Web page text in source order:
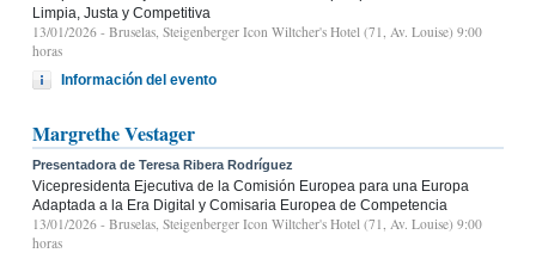
Limpia, Justa y Competitiva
13/01/2026 - Bruselas, Steigenberger Icon Wiltcher's Hotel (71, Av. Louise) 9:00
horas
Información del evento
Margrethe Vestager
Presentadora de Teresa Ribera Rodríguez
Vicepresidenta Ejecutiva de la Comisión Europea para una Europa
Adaptada a la Era Digital y Comisaria Europea de Competencia
13/01/2026 - Bruselas, Steigenberger Icon Wiltcher's Hotel (71, Av. Louise) 9:00
horas